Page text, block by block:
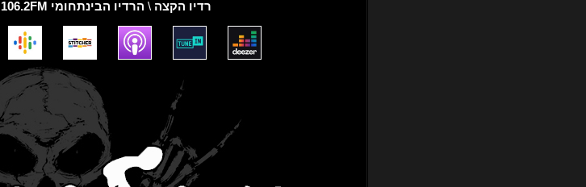
רדיו הקצה \ הרדיו הבינתחומי 106.2FM